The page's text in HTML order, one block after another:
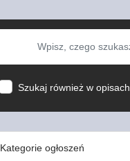
Szukaj również w opisach
Kategorie ogłoszeń